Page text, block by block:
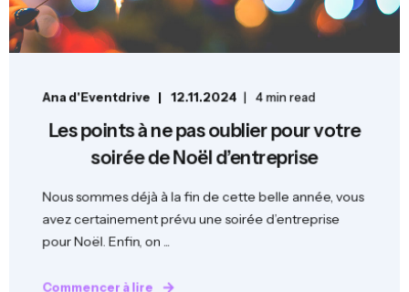
Ana d'Eventdrive 12.11.2024 4 min read
Les points à ne pas oublier pour votre
soirée de Noël d’entreprise
Nous sommes déjà à la fin de cette belle année, vous
avez certainement prévu une soirée d’entreprise
pour Noël. Enfin, on ...
Commencer à lire